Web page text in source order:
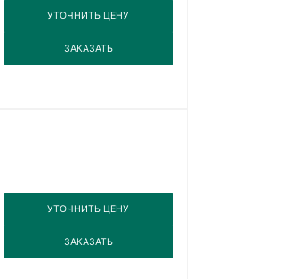
УТОЧНИТЬ ЦЕНУ
ЗАКАЗАТЬ
УТОЧНИТЬ ЦЕНУ
ЗАКАЗАТЬ